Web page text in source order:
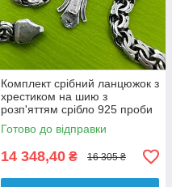
Комплект срібний ланцюжок з
хрестиком на шию з
розп'яттям срібло 925 проби
Готово до відправки
14 348,40 ₴ 16 305 ₴